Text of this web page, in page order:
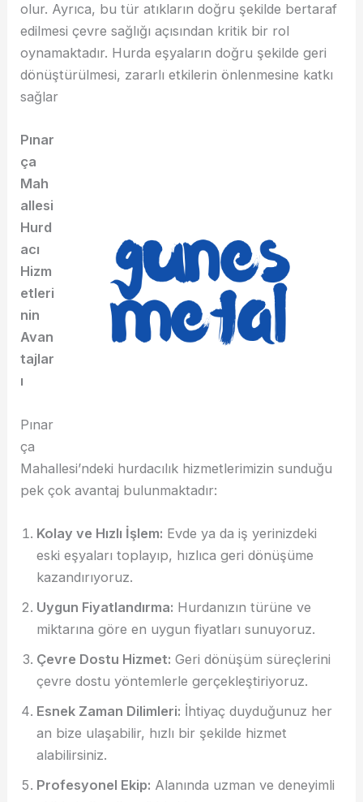
olur. Ayrıca, bu tür atıkların doğru şekilde bertaraf
edilmesi çevre sağlığı açısından kritik bir rol
oynamaktadır. Hurda eşyaların doğru şekilde geri
dönüştürülmesi, zararlı etkilerin önlenmesine katkı
sağlar
Pınar
ça
Mah
allesi
Hurd
acı
Hizm
etleri
nin
Avan
tajlar
ı
Pınar
ça
Mahallesi’ndeki hurdacılık hizmetlerimizin sunduğu
pek çok avantaj bulunmaktadır:
Kolay ve Hızlı İşlem: Evde ya da iş yerinizdeki
eski eşyaları toplayıp, hızlıca geri dönüşüme
kazandırıyoruz.
Uygun Fiyatlandırma: Hurdanızın türüne ve
miktarına göre en uygun fiyatları sunuyoruz.
Çevre Dostu Hizmet: Geri dönüşüm süreçlerini
çevre dostu yöntemlerle gerçekleştiriyoruz.
Esnek Zaman Dilimleri: İhtiyaç duyduğunuz her
an bize ulaşabilir, hızlı bir şekilde hizmet
alabilirsiniz.
Profesyonel Ekip: Alanında uzman ve deneyimli